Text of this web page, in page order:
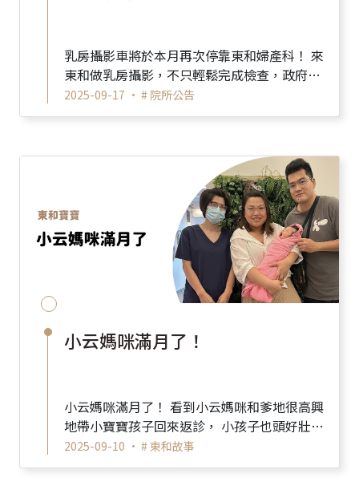
乳房攝影車將於本月再次停靠東和婦產科！ 來
東和做乳房攝影，不只輕鬆完成檢查，政府還
2025-09-17 • # 院所公告
小云媽咪滿月了！
小云媽咪滿月了！ 看到小云媽咪和爹地很高興
地帶小寶寶孩子回來返診， 小孩子也頭好壯
壯，已經很重，抱不起來。 也祝大家都是闔家
平安健康。 ...
2025-09-10 • # 東和故事